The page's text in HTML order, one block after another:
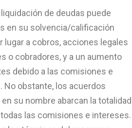
de deudas puede
en su solvencia/calificación
lugar a cobros, acciones legales
o cobradores, y a un aumento
debido a las comisiones e
No obstante, los acuerdos
su nombre abarcan la totalidad
las comisiones e intereses.